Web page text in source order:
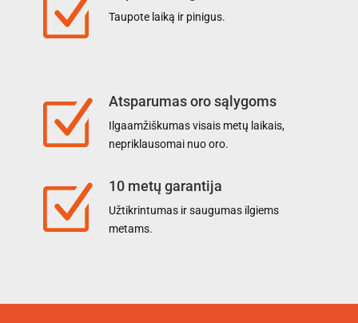
Z Taupote laiką ir pinigus.
Z Atsparumas oro sąlygoms
Ilgaamžiškumas visais metų laikais,
nepriklausomai nuo oro.
Z 10 metų garantija
Užtikrintumas ir saugumas ilgiems
metams.